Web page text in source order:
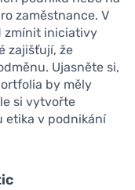
zaměstnance. V
zmínit iniciativy
zajišťují, že
Ujasněte si,
by měly
si vytvořte
etika v podnikání